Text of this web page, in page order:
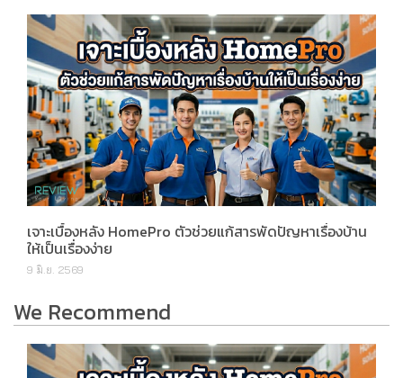
เจาะเบื้องหลัง HomePro ตัวช่วยแก้สารพัดปัญหาเรื่องบ้าน
ให้เป็นเรื่องง่าย
9 มิ.ย. 2569
We Recommend